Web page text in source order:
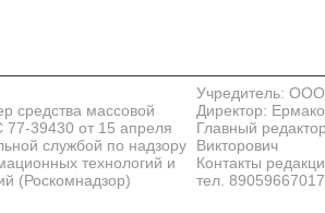
средства массовой
39430 от 15 апреля
службой по надзору
технологий и
(Роскомнадзор)
Учредитель:
Директор:
Главный
Викторович
Контакты
тел. 89059667017